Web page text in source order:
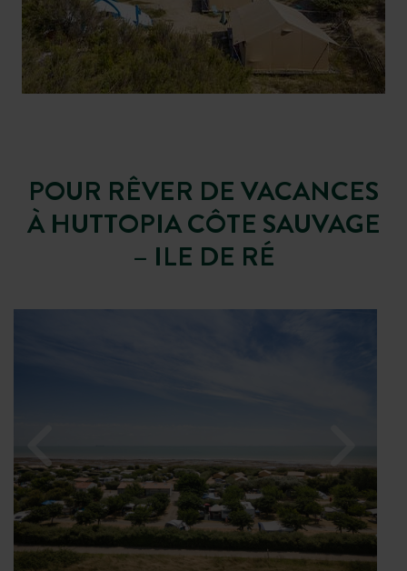
la terrasse
Grenettes
POUR RÊVER DE VACANCES
À HUTTOPIA CÔTE SAUVAGE
– ILE DE RÉ